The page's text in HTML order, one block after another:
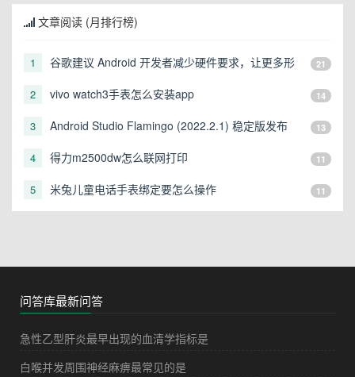
文章阅读 (月排行榜)
1
谷歌建议 Android 开发者减少硬件要求，让更多形
21
2 vivo watch3手表怎么安装app 14
3 Android Studio Flamingo (2022.2.1) 稳定版发布 13
4 得力m2500dw怎么联网打印 11
5 米兔儿童电话手表绑定要怎么操作 11
问答库最新问答
急性乙型肝炎最早出现的血清学指标是
白喉并发周围神经麻痹最常见的是